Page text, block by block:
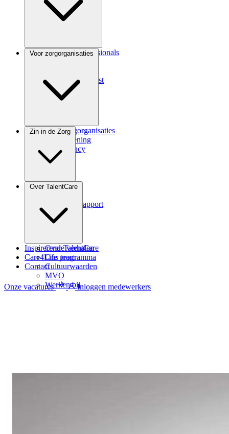
Voor zorgprofessionals
Medisch specialist
Voor zorgorganisaties
Voor zorgorganisaties
Zorgverlening
Consultancy
Zin in de Zorg
Zindicator
Zindicator rapport
Over TalentCare
Over TalentCare
Ons team
Cultuurwaarden
MVO
Werken bij
Inspirerende verhalen
Care4Life programma
Contact
Onze vacatures Inloggen medewerkers